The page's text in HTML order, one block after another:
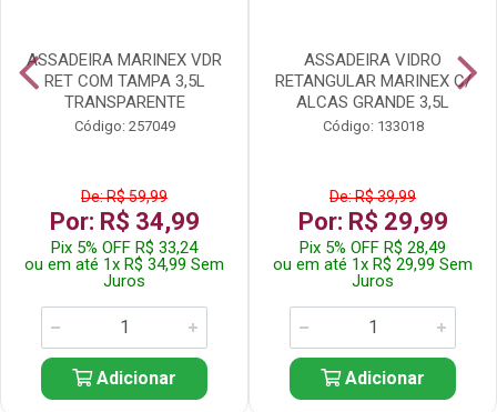
ASSADEIRA MARINEX VDR
RET COM TAMPA 3,5L
TRANSPARENTE
Código: 257049
De: R$ 59,99
Por: R$ 34,99
Pix 5% OFF R$ 33,24
ou em até 1x R$ 34,99 Sem
Juros
Adicionar
ASSADEIRA VIDRO
RETANGULAR MARINEX C/
ALCAS GRANDE 3,5L
Código: 133018
De: R$ 39,99
Por: R$ 29,99
Pix 5% OFF R$ 28,49
ou em até 1x R$ 29,99 Sem
Juros
Adicionar